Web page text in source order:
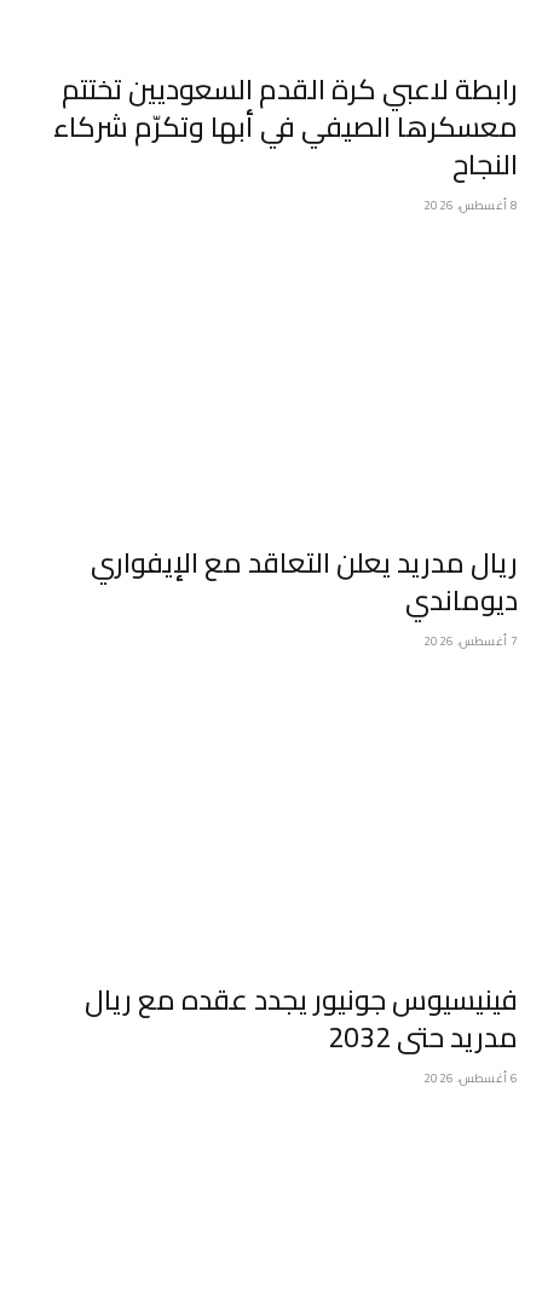
رابطة لاعبي كرة القدم السعوديين تختتم
معسكرها الصيفي في أبها وتكرّم شركاء
النجاح
8 أغسطس، 2026
ريال مدريد يعلن التعاقد مع الإيفواري
ديوماندي
7 أغسطس، 2026
فينيسيوس جونيور يجدد عقده مع ريال
مدريد حتى 2032
6 أغسطس، 2026